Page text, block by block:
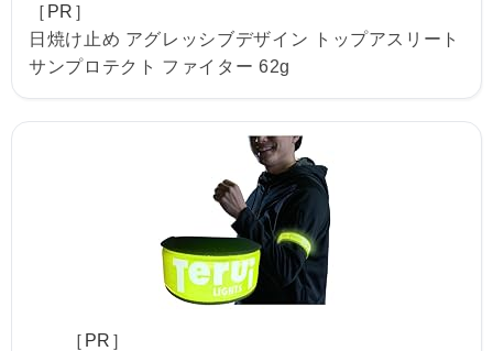
［PR］
日焼け止め アグレッシブデザイン トップアスリート
サンプロテクト ファイター 62g
［PR］